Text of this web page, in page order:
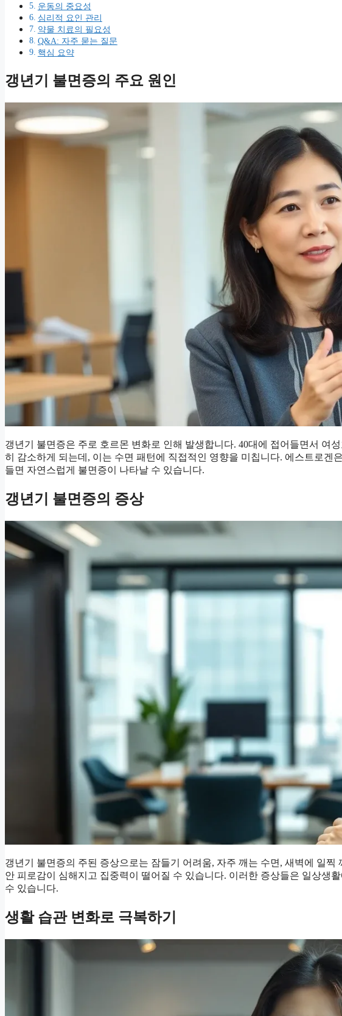
운동의 중요성
심리적 요인 관리
약물 치료의 필요성
Q&A: 자주 묻는 질문
핵심 요약
갱년기 불면증의 주요 원인
갱년기 불면증은 주로 호르몬 변화로 인해 발생합니다. 40대에 접어들면서 여
히 감소하게 되는데, 이는 수면 패턴에 직접적인 영향을 미칩니다. 에스트로겐
들면 자연스럽게 불면증이 나타날 수 있습니다.
갱년기 불면증의 증상
갱년기 불면증의 주된 증상으로는 잠들기 어려움, 자주 깨는 수면, 새벽에 일
안 피로감이 심해지고 집중력이 떨어질 수 있습니다. 이러한 증상들은 일상생
수 있습니다.
생활 습관 변화로 극복하기